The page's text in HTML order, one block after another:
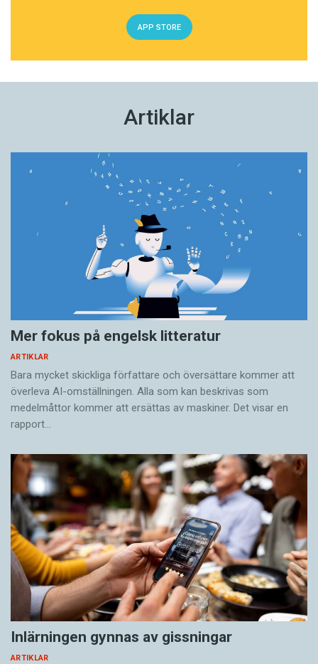
APP STORE
Artiklar
Mer fokus på engelsk litteratur
ARTIKLAR
Bara mycket skickliga författare och översättare ­kommer att
överleva AI-omställningen. Alla som kan beskrivas som
medelmåttor kommer att ersättas av maskiner. Det visar en
rapport…
Inlärningen gynnas av gissningar
ARTIKLAR